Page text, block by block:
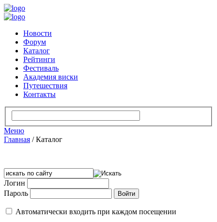
Новости
Форум
Каталог
Рейтинги
Фестиваль
Академия виски
Путешествия
Контакты
Меню
Главная /Каталог
Логин
Пароль
Автоматически входить при каждом посещении